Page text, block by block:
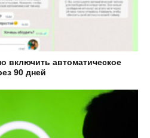
включить автоматическое
90 дней